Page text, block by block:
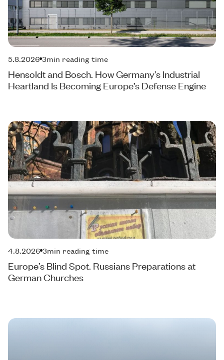
5.8.2026 3min reading time
Hensoldt and Bosch. How Germany’s Industrial
Heartland Is Becoming Europe’s Defense Engine
4.8.2026 3min reading time
Europe’s Blind Spot. Russians Preparations at
German Churches